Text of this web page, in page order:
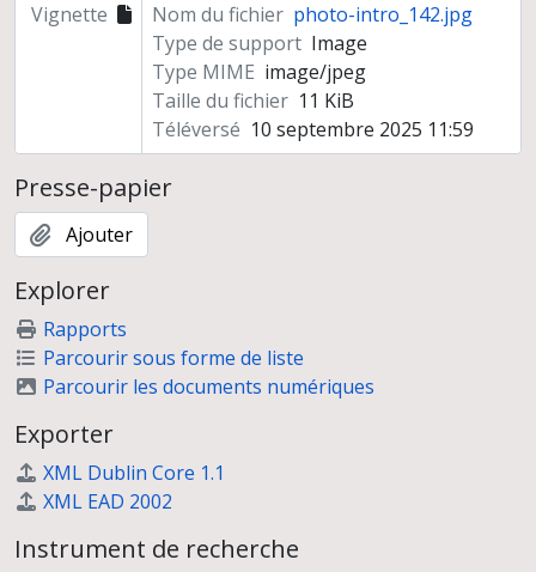
Vignette
Nom du fichier photo-intro_142.jpg
Type de support Image
Type MIME image/jpeg
Taille du fichier 11 KiB
Téléversé 10 septembre 2025 11:59
Presse-papier
Ajouter
Explorer
Rapports
Parcourir sous forme de liste
Parcourir les documents numériques
Exporter
XML Dublin Core 1.1
XML EAD 2002
Instrument de recherche